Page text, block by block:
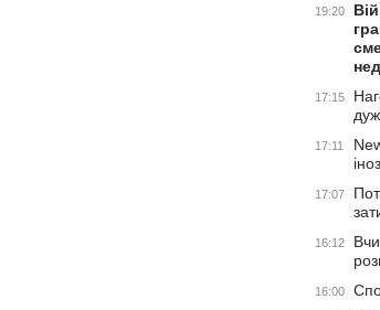
19:20
17:15
17:11
17:07
16:12
16:00